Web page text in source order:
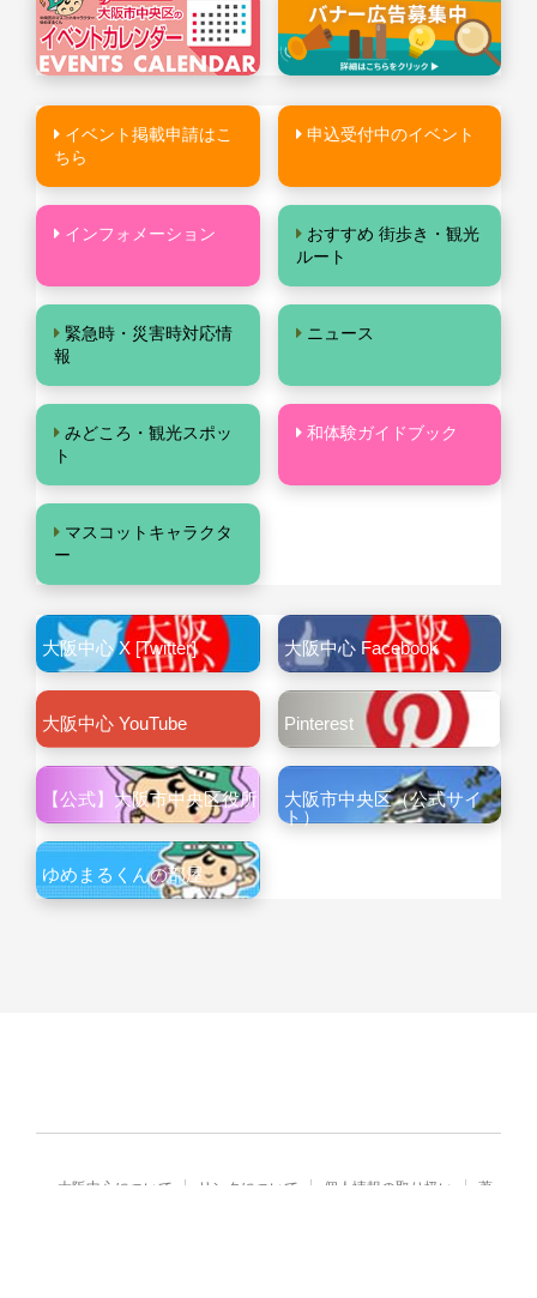
イベント掲載申請はこ
ちら
申込受付中のイベント
インフォメーション
おすすめ 街歩き・観光
ルート
緊急時・災害時対応情
報
ニュース
みどころ・観光スポッ
ト
和体験ガイドブック
マスコットキャラクタ
ー
大阪中心 X [Twitter] 大阪中心 Facebook
大阪中心 YouTube Pinterest
【公式】大阪市中央区役所
大阪市中央区（公式サイ
ト）
ゆめまるくんの部屋
大阪中心について リンクについて 個人情報の取り扱い
著